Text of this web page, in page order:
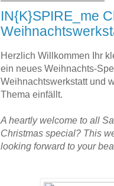
IN{K}SPIRE_me
Herzlich Willkommen Ihr
ein neues Weihnachts-
Weihnachtswerkstatt und
Thema einfällt.
A heartly welcome to all
Christmas special? This
looking forward to your